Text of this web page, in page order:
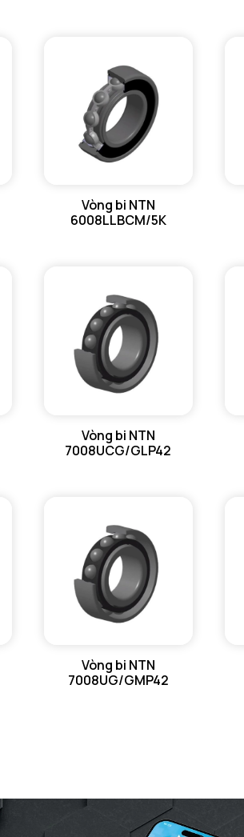
Vòng bi NTN
6008LLBCM/5K
Vòng bi NTN
7008UCG/GLP42
Vòng bi NTN
7008UG/GMP42